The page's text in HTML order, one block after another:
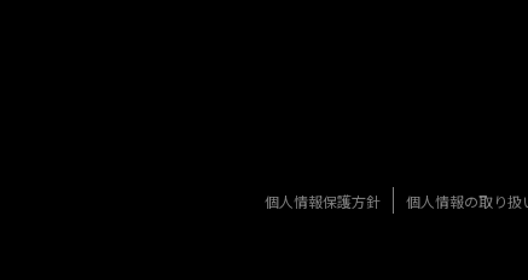
個人情報保護方針 個人情報の取り扱